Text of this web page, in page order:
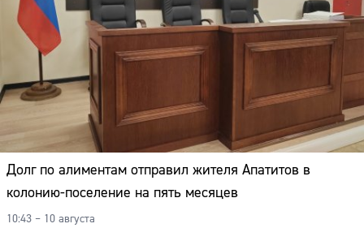
Долг по алиментам отправил жителя Апатитов в
колонию-поселение на пять месяцев
10:43 – 10 августа